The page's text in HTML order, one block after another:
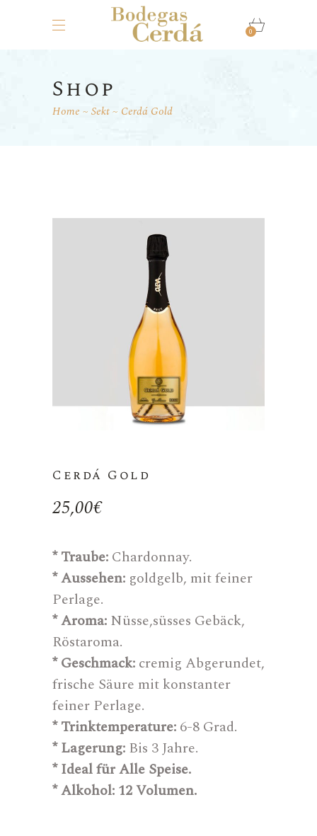
0
Shop
Home Sekt Cerdá Gold
Cerdá Gold
25,00€
* Traube: Chardonnay.
* Aussehen: goldgelb, mit feiner
Perlage.
* Aroma: Nüsse,süsses Gebäck,
Röstaroma.
* Geschmack: cremig Abgerundet,
frische Säure mit konstanter
feiner Perlage.
* Trinktemperature: 6-8 Grad.
* Lagerung: Bis 3 Jahre.
* Ideal für Alle Speise.
* Alkohol: 12 Volumen.